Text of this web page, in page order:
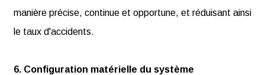
manière précise, continue et opportune, et réduisant ainsi
le taux d'accidents.
6. Configuration matérielle du système